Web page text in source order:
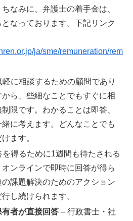
なみに、弁護士の着手金は、
なっております。下記リンク
ja/sme/remuneration/rem
軽に相談するための顧問であり
ら、些細なことでもすぐに相
限です。わかることは即答、
に考えます。どんなことでも
ます。
を得るために1週間も待たされる
ンラインで即時に回答が得ら
課題解決のためのアクション
し続けられます。
者が直接回答 – 行政書士・社